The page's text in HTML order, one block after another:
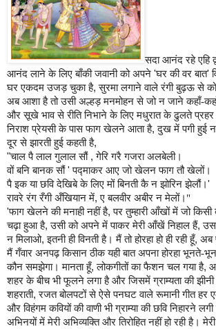
सदा आनंद रहे एहि
आनंद लाने के लिए बाँकी जवानी को अपने 'घर की वर बात'
घर एकदम उजड़ चुका है,सुरमा लगाने वाले रंगी बुढ़ऊ से
अब आशा है तो उसी अल्हड़ मनमोहन से जो न जाने कहाँ-
और सूखे भाव से रीति निभाने के लिए मधुरात के ढुलते
निराश प्रेयसी के पास फाग खेलने आता है,दुख में पगी हुई
दूर से झारती हुई कहती है,
"चाल पै लाल गुलाल सौं ,गेरि गरै गजरा अलबेली।
वों बनि बानक सौं'पद्माकर आए जो खेलन फाग तौ खेलों।
पै इक या छवि देखिबे के लिए मों बिनती कै न झोरिन झेलौं।'
रावरे रंग रँगी अँखियान में,ए बलवीर अबीर न मेलों।"
'फाग खेलने की मनाही नहीं है,पर तुम्हारी आँखों में जो किसी
चढ़ा हुआ है,उसी को अपने में पाकर मेरी आँखें निहाल हैं,
न मिलाओ,इतनी ही विनती है। मैं तो होरहा हो ही रही हूँ, अब
मैं गँवार अनपढ़ किसान ठीक यही बात अपना होरहा भूनते-
कौन समझेगा। मानता हूँ,लोकगीतों का फैशन चल गया है,
शहर के बीच भी फूलने लगा है और जिसमें ग्राम्‍यता की झीनी
शहराती,रजत बोलपटों से ऐसे पनघट वाले रूमानी गीत हर
और विहंगम कवियों की वाणी भी ग्राम्या की छवि निहारने
अभिनयों में मेरी अभिव्‍यक्ति और तिरोहित नहीं हो रही है।